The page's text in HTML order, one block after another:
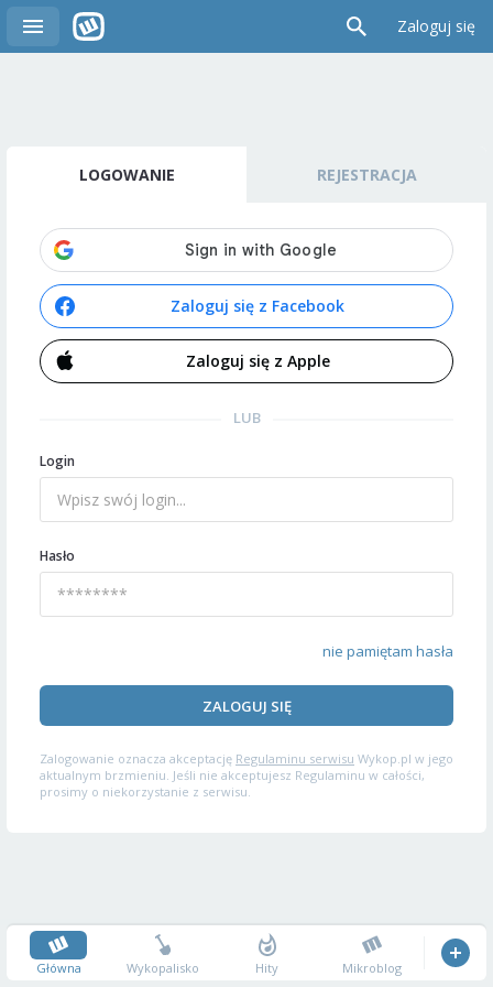
Zaloguj się
LOGOWANIE REJESTRACJA
Zaloguj się z Facebook
Zaloguj się z Apple
LUB
Login
Hasło
nie pamiętam hasła
ZALOGUJ SIĘ
Zalogowanie oznacza akceptację Regulaminu serwisu Wykop.pl w jego
aktualnym brzmieniu. Jeśli nie akceptujesz Regulaminu w całości,
prosimy o niekorzystanie z serwisu.
Główna Wykopalisko Hity Mikroblog